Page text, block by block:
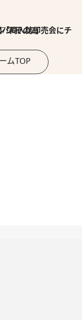
即売会にチャレンジ その2」
ムTOP